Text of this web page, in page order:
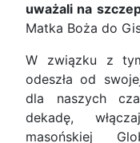
uważali na
Matka Boża do
W związku z
odeszła od
dla naszych
dekadę,
masońskiej